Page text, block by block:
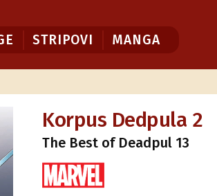
STRIPOVI MANGA
Korpus Dedpula 2
The Best of Deadpul 13